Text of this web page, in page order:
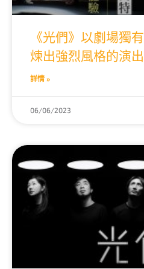
《光們》以劇場獨
煉出強烈風格的演
詳情 »
06/06/2023